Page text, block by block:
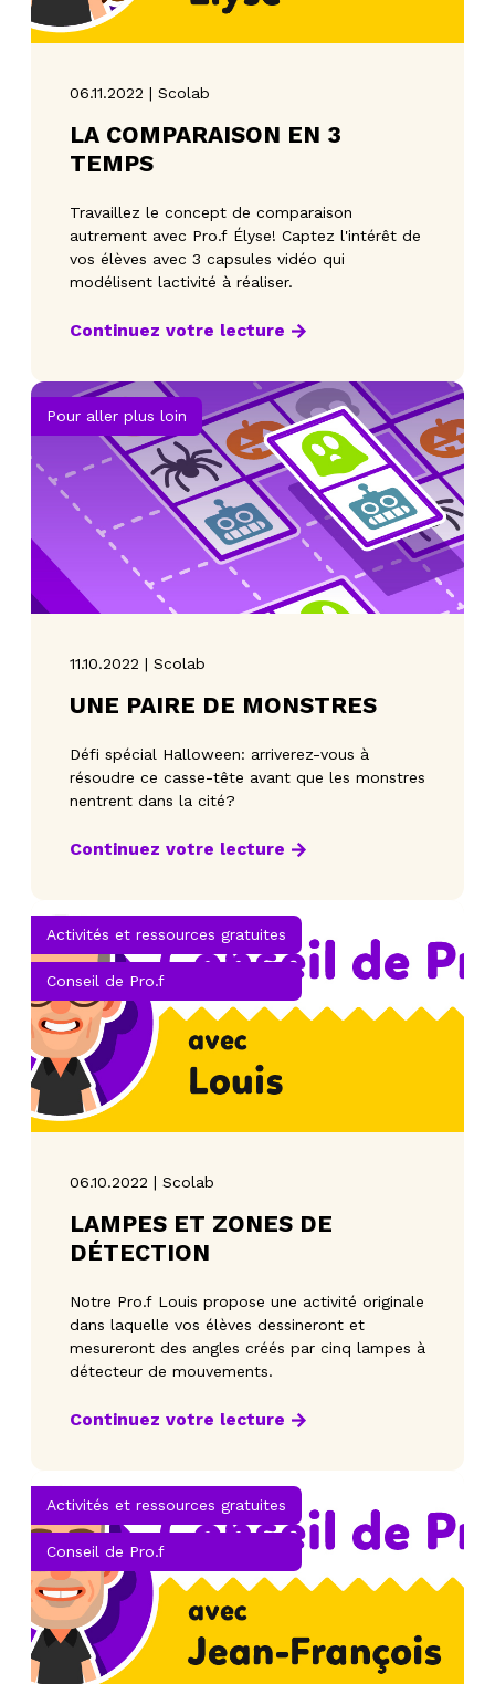
06.11.2022 | Scolab
LA COMPARAISON EN 3
TEMPS
Travaillez le concept de comparaison
autrement avec Pro.f Élyse! Captez l'intérêt de
vos élèves avec 3 capsules vidéo qui
modélisent lactivité à réaliser.
Continuez votre lecture
Pour aller plus loin
11.10.2022 | Scolab
UNE PAIRE DE MONSTRES
Défi spécial Halloween: arriverez-vous à
résoudre ce casse-tête avant que les monstres
nentrent dans la cité?
Continuez votre lecture
Activités et ressources gratuites
Conseil de Pro.f
06.10.2022 | Scolab
LAMPES ET ZONES DE
DÉTECTION
Notre Pro.f Louis propose une activité originale
dans laquelle vos élèves dessineront et
mesureront des angles créés par cinq lampes à
détecteur de mouvements.
Continuez votre lecture
Activités et ressources gratuites
Conseil de Pro.f